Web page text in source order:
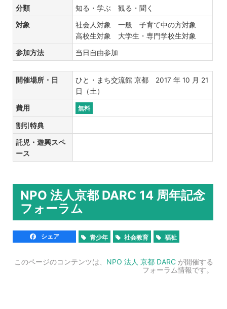
分類 知る・学ぶ 観る・聞く
対象
社会人対象 一般 子育て中の方対象
高校生対象 大学生・専門学校生対象
参加方法 当日自由参加
開催場所・日
ひと・まち交流館 京都 2017 年 10 月 21
日（土）
費用 無料
割引特典
託児・遊興スペ
ース
NPO 法人京都 DARC 14 周年記念
フォーラム
シェア 青少年 社会教育 福祉
このページのコンテンツは、 NPO 法人 京都 DARCが開催する
フォーラム情報です。